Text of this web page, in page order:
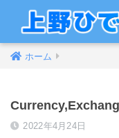
ホーム
2022年4月24日